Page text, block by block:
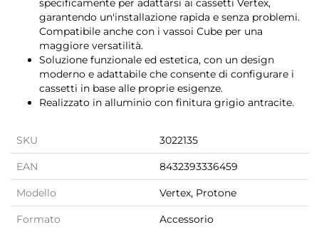
specificamente per adattarsi ai cassetti Vertex,
garantendo un'installazione rapida e senza problemi.
Compatibile anche con i vassoi Cube per una
maggiore versatilità.
Soluzione funzionale ed estetica, con un design
moderno e adattabile che consente di configurare i
cassetti in base alle proprie esigenze.
Realizzato in alluminio con finitura grigio antracite.
SKU 3022135
EAN 8432393336459
Modello Vertex, Protone
Formato Accessorio